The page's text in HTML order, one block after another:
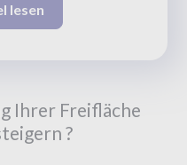
lesen
Ihrer Freifläche
?